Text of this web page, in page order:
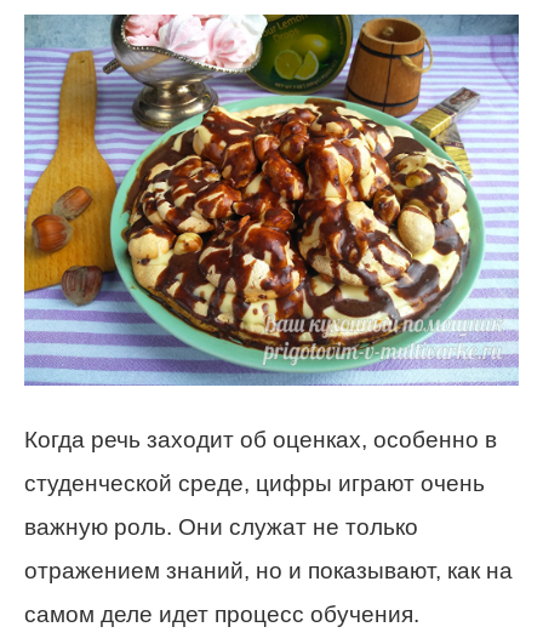
Когда речь заходит об оценках, особенно в
студенческой среде, цифры играют очень
важную роль. Они служат не только
отражением знаний, но и показывают, как на
самом деле идет процесс обучения.